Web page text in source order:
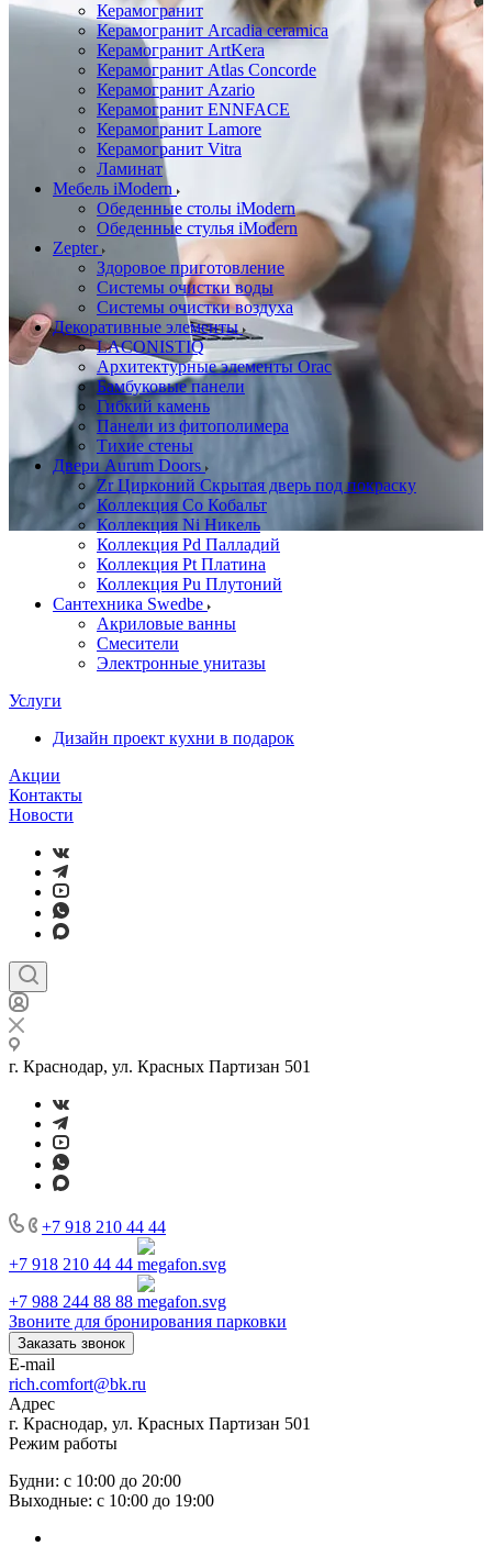
Керамогранит
Керамогранит Arcadia ceramica
Керамогранит ArtKera
Керамогранит Atlas Concorde
Керамогранит Azario
Керамогранит ENNFACE
Керамогранит Lamore
Керамогранит Vitra
Ламинат
Мебель iModern
Обеденные столы iModern
Обеденные стулья iModern
Zepter
Здоровое приготовление
Системы очистки воды
Системы очистки воздуха
Декоративные элементы
LACONISTIQ
Архитектурные элементы Orac
Бамбуковые панели
Гибкий камень
Панели из фитополимера
Тихие стены
Двери Aurum Doors
Zr Цирконий Скрытая дверь под покраску
Коллекция Co Кобальт
Коллекция Ni Никель
Коллекция Pd Палладий
Коллекция Pt Платина
Коллекция Pu Плутоний
Сантехника Swedbe
Акриловые ванны
Смесители
Электронные унитазы
Услуги
Дизайн проект кухни в подарок
Акции
Контакты
Новости
г. Краснодар, ул. Красных Партизан 501
+7 918 210 44 44
+7 918 210 44 44
+7 988 244 88 88
Звоните для бронирования парковки
Заказать звонок
E-mail
rich.comfort@bk.ru
Адрес
г. Краснодар, ул. Красных Партизан 501
Режим работы
Будни: с 10:00 до 20:00
Выходные: с 10:00 до 19:00